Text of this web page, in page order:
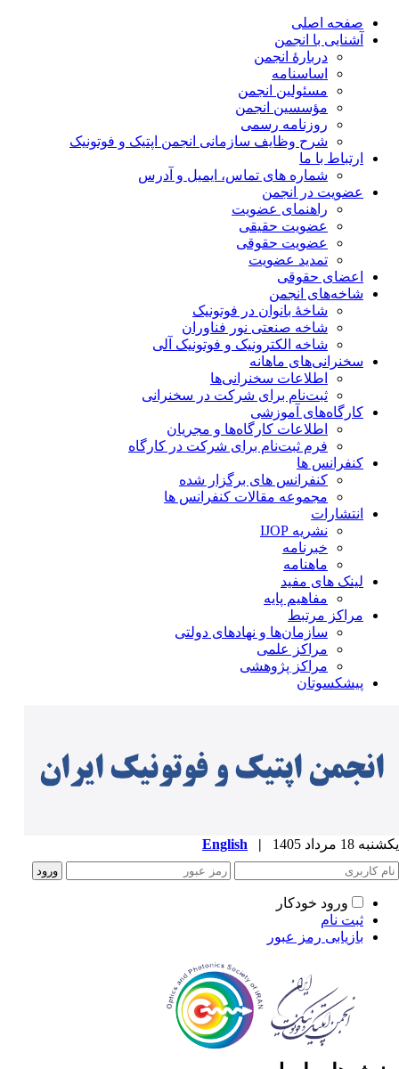
صفحه اصلی
آشنایی با انجمن
دربارۀ انجمن
اساسنامه
مسئولین انجمن
مؤسسین انجمن
روزنامه رسمی
شرح وظایف سازمانی انجمن اپتیک و فوتونیک
ارتباط با ما
شماره های تماس، ایمیل و آدرس
عضویت در انجمن
راهنمای عضویت
عضویت حقیقی
عضویت حقوقی
تمدید عضویت
اعضای حقوقی
شاخه‌های انجمن
شاخۀ بانوان در فوتونیک
شاخه صنعتی نور فناوران
شاخه‌ الکترونیک و فوتونیک آلی
سخنرانی‌های ماهانه
اطلاعات سخنرانی‌‌ها
ثبت‌نام برای شرکت در سخنرانی
کارگاه‌های آموزشی
اطلاعات کارگاه‌ها و مجریان
فرم ثبت‌نام برای شرکت در کارگاه
کنفرانس ها
کنفرانس های برگزار شده
مجموعه مقالات کنفرانس ها
انتشارات
نشریه IJOP
خبرنامه
ماهنامه
لینک های مفید
مفاهیم پایه
مراکز مرتبط
سازمان‌ها و نهادهای دولتی
مراکز علمی
مراکز پژوهشی
پیشکسوتان
18 مرداد 1405 |
English
ورود خودکار
ثبت نام
بازیابی رمز عبور